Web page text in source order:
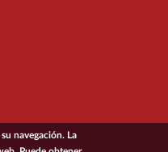
navegación. La